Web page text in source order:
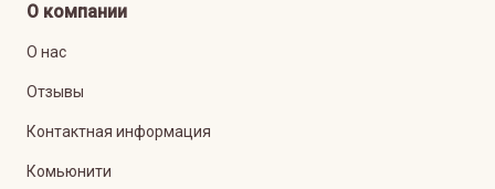
О компании
О нас
Отзывы
Контактная информация
Комьюнити